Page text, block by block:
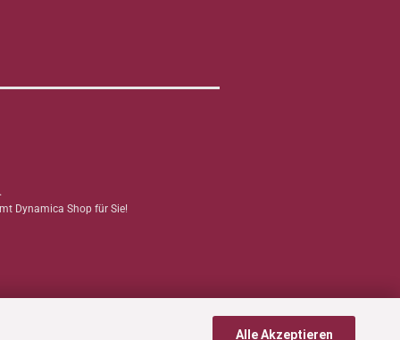
Alle Akzeptieren
Dynamica Shop für Sie!